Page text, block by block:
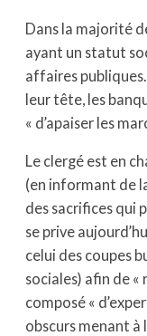
Dans la majorité
ayant un statut
affaires
leur tête, les
« d’apaiser les
Le clergé est en
(en informant de
des sacrifices qui
se prive
celui des coupes
sociales) afin de «
composé «
obscurs menant à